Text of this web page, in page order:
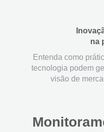
na
Entenda como
tecnologia podem
visão de